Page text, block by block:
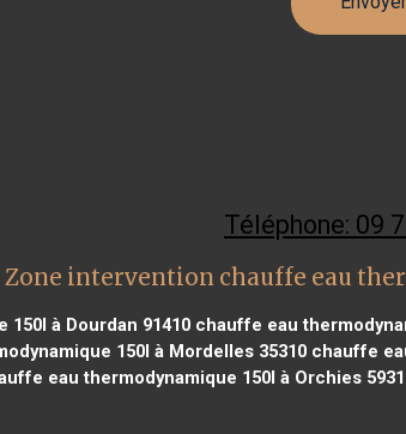
Téléphone: 09
Zone intervention chauffe eau
à Dourdan 91410chauffe eau
150l à Mordelles 35310 chauffe
eau thermodynamique 150l à Orchies